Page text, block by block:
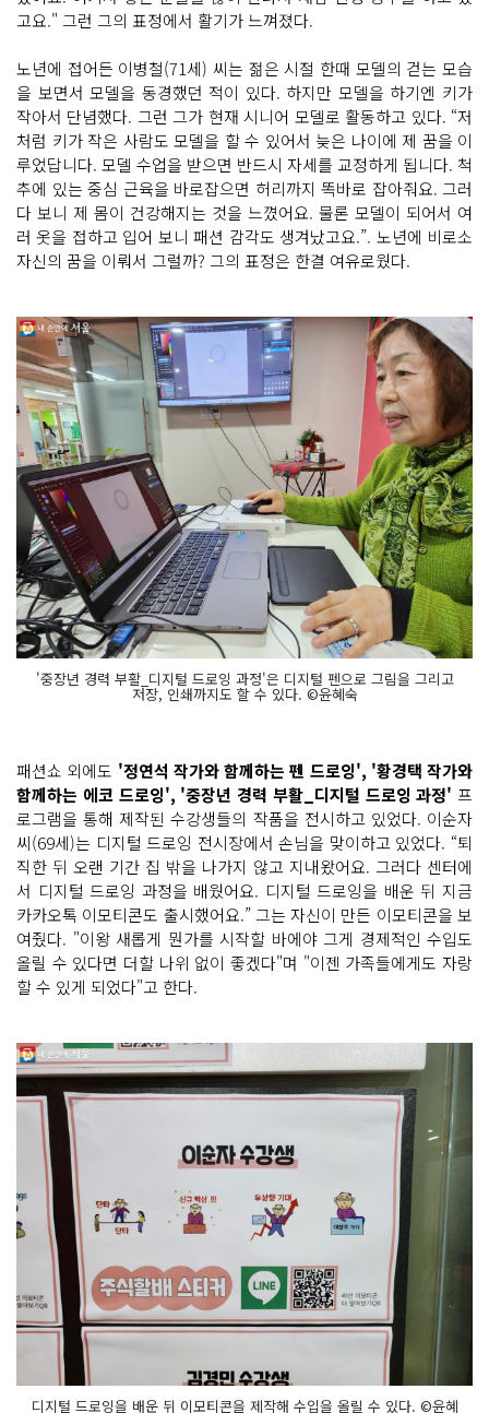
고요." 그런 그의 표정에서 활기가 느껴졌다.
노년에 접어든 이병철(71세) 씨는 젊은 시절 한때 모델의 걷는 모습
을 보면서 모델을 동경했던 적이 있다. 하지만 모델을 하기엔 키가
작아서 단념했다. 그런 그가 현재 시니어 모델로 활동하고 있다. “저
처럼 키가 작은 사람도 모델을 할 수 있어서 늦은 나이에 제 꿈을 이
루었답니다. 모델 수업을 받으면 반드시 자세를 교정하게 됩니다. 척
추에 있는 중심 근육을 바로잡으면 허리까지 똑바로 잡아줘요. 그러
다 보니 제 몸이 건강해지는 것을 느꼈어요. 물론 모델이 되어서 여
러 옷을 접하고 입어 보니 패션 감각도 생겨났고요.”. 노년에 비로소
자신의 꿈을 이뤄서 그럴까? 그의 표정은 한결 여유로웠다.
'중장년 경력 부활_디지털 드로잉 과정'은 디지털 펜으로 그림을 그리고
저장, 인쇄까지도 할 수 있다. ©윤혜숙
패션쇼 외에도 '정연석 작가와 함께하는 펜 드로잉', '황경택 작가와
함께하는 에코 드로잉', '중장년 경력 부활_디지털 드로잉 과정' 프
로그램을 통해 제작된 수강생들의 작품을 전시하고 있었다. 이순자
씨(69세)는 디지털 드로잉 전시장에서 손님을 맞이하고 있었다. “퇴
직한 뒤 오랜 기간 집 밖을 나가지 않고 지내왔어요. 그러다 센터에
서 디지털 드로잉 과정을 배웠어요. 디지털 드로잉을 배운 뒤 지금
카카오톡 이모티콘도 출시했어요.” 그는 자신이 만든 이모티콘을 보
여줬다. "이왕 새롭게 뭔가를 시작할 바에야 그게 경제적인 수입도
올릴 수 있다면 더할 나위 없이 좋겠다"며 "이젠 가족들에게도 자랑
할 수 있게 되었다"고 한다.
디지털 드로잉을 배운 뒤 이모티콘을 제작해 수입을 올릴 수 있다. ©윤혜